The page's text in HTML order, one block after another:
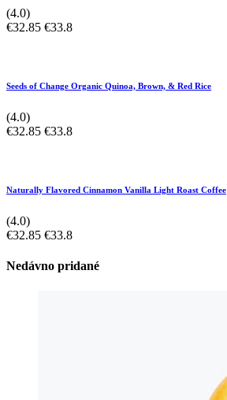
(4.0)
€32.85 €33.8
Seeds of Change Organic Quinoa, Brown, & Red Rice
(4.0)
€32.85 €33.8
Naturally Flavored Cinnamon Vanilla Light Roast Coffee
(4.0)
€32.85 €33.8
Nedávno pridané